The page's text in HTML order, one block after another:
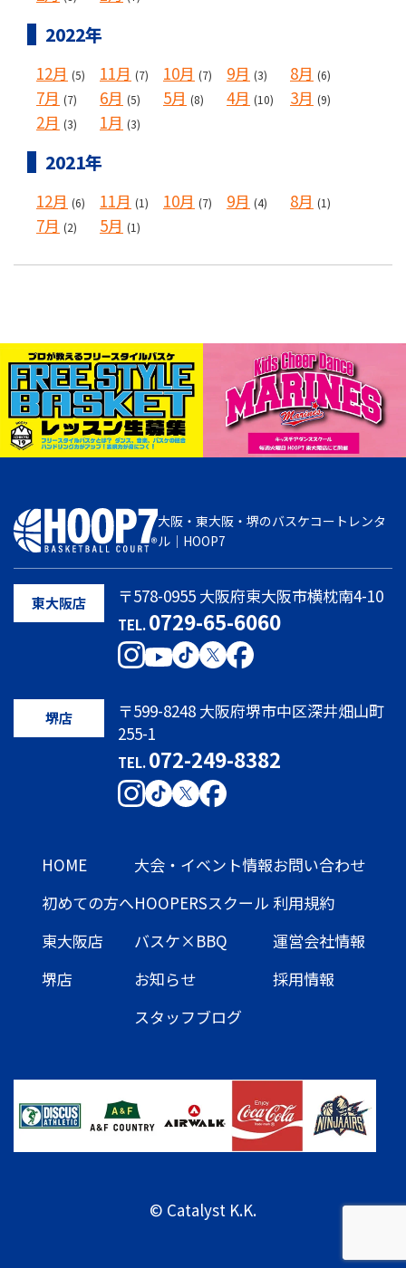
2022年
12月 (5) 11月 (7) 10月 (7) 9月 (3) 8月 (6)
7月 (7) 6月 (5) 5月 (8) 4月 (10) 3月 (9)
2月 (3) 1月 (3)
2021年
12月 (6) 11月 (1) 10月 (7) 9月 (4) 8月 (1)
7月 (2) 5月 (1)
大阪・東大阪・堺のバスケコートレンタ
ル｜HOOP7
東大阪店 〒578-0955 大阪府東大阪市横枕南4-10
TEL.0729-65-6060
堺店
〒599-8248 大阪府堺市中区深井畑山町
255-1
TEL.072-249-8382
HOME
初めての方へ
東大阪店
堺店
大会・イベント情報
HOOPERSスクール
バスケ×BBQ
お知らせ
スタッフブログ
お問い合わせ
利用規約
運営会社情報
採用情報
© Catalyst K.K.